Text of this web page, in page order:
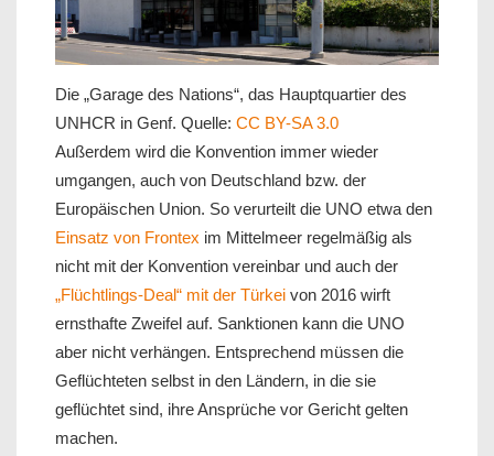
Die „Garage des Nations“, das Hauptquartier des
UNHCR in Genf. Quelle: CC BY-SA 3.0
Außerdem wird die Konvention immer wieder
umgangen, auch von Deutschland bzw. der
Europäischen Union. So verurteilt die UNO etwa den
Einsatz von Frontex im Mittelmeer regelmäßig als
nicht mit der Konvention vereinbar und auch der
„Flüchtlings-Deal“ mit der Türkei von 2016 wirft
ernsthafte Zweifel auf. Sanktionen kann die UNO
aber nicht verhängen. Entsprechend müssen die
Geflüchteten selbst in den Ländern, in die sie
geflüchtet sind, ihre Ansprüche vor Gericht gelten
machen.